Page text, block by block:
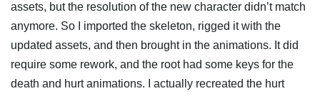
assets, but the resolution of the new character didn’t match
anymore. So I imported the skeleton, rigged it with the
updated assets, and then brought in the animations. It did
require some rework, and the root had some keys for the
death and hurt animations. I actually recreated the hurt